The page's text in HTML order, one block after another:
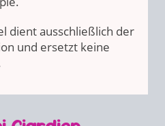
dient ausschließlich der
und ersetzt keine